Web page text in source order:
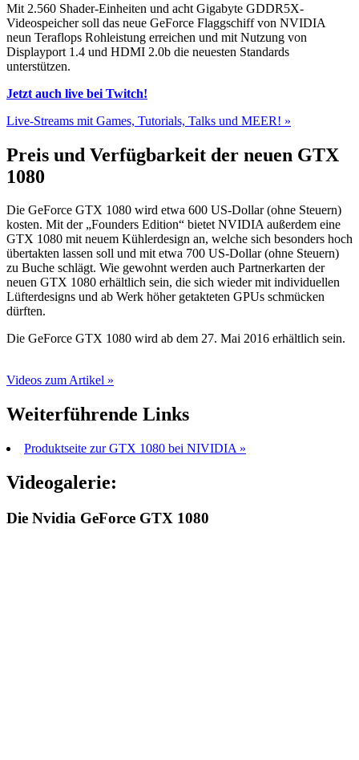
Mit 2.560 Shader-Einheiten und acht Gigabyte GDDR5X-
Videospeicher soll das neue GeForce Flaggschiff von NVIDIA
neun Teraflops Rohleistung erreichen und mit Nutzung von
Displayport 1.4 und HDMI 2.0b die neuesten Standards
unterstützen.
Jetzt auch live bei Twitch!
Live-Streams mit Games, Tutorials, Talks und MEER! »
Preis und Verfügbarkeit der neuen GTX
1080
Die GeForce GTX 1080 wird etwa 600 US-Dollar (ohne Steuern)
kosten. Mit der „Founders Edition“ bietet NVIDIA außerdem eine
GTX 1080 mit neuem Kühlerdesign an, welche sich besonders hoch
übertakten lassen soll und mit etwa 700 US-Dollar (ohne Steuern)
zu Buche schlägt. Wie gewohnt werden auch Partnerkarten der
neuen GTX 1080 erhältlich sein, die sich wieder mit individuellen
Lüfterdesigns und ab Werk höher getakteten GPUs schmücken
dürften.
Die GeForce GTX 1080 wird ab dem 27. Mai 2016 erhältlich sein.
Videos zum Artikel »
Weiterführende Links
Produktseite zur GTX 1080 bei NIVIDIA »
Videogalerie:
Die Nvidia GeForce GTX 1080